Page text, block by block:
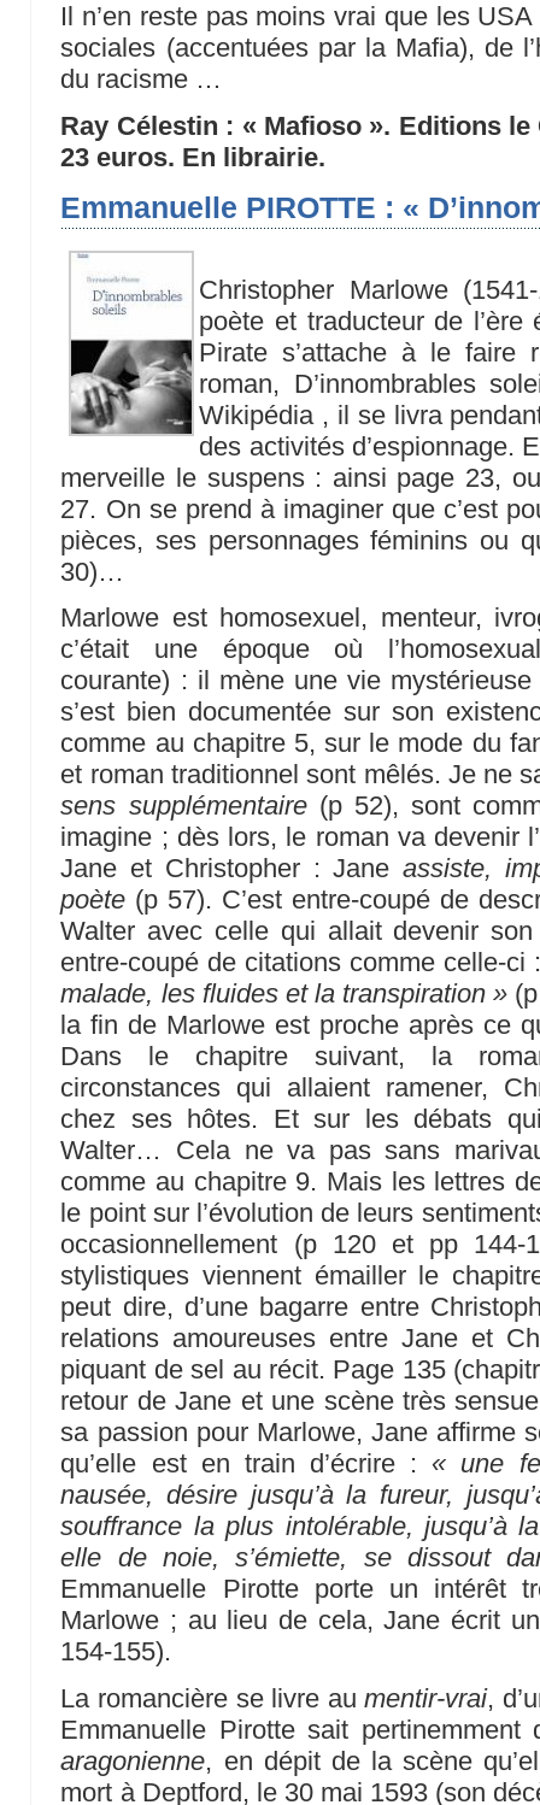
Il n’en reste pas moins vrai que les
sociales (accentuées par la Mafia), de
du racisme …
Ray Célestin : « Mafioso ». Editions le
23 euros. En librairie.
Emmanuelle PIROTTE : «
Christopher Marlowe
poète et traducteur de l’ère
Pirate s’attache à le faire
roman, D’innombrables
Wikipédia , il se livra
des activités d’espionnage.
merveille le suspens : ainsi page 23,
27. On se prend à imaginer que c’est
pièces, ses personnages féminins ou
30)…
Marlowe est homosexuel, menteur,
c’était une époque où
courante) : il mène une vie
s’est bien documentée sur son
comme au chapitre 5, sur le mode du
et roman traditionnel sont mêlés. Je ne
sens supplémentaire(p 52), sont
imagine ; dès lors, le roman va devenir
Jane et Christopher : Janeassiste,
poète (p 57). C’est entre-coupé de
Walter avec celle qui allait devenir son
entre-coupé de citations comme celle-ci
malade, les fluides et la transpiration »(p
la fin de Marlowe est proche après ce
Dans le chapitre suivant, la
circonstances qui allaient ramener,
chez ses hôtes. Et sur les débats
Walter… Cela ne va pas sans
comme au chapitre 9. Mais les lettres
le point sur l’évolution de leurs
occasionnellement (p 120 et pp 144-
stylistiques viennent émailler le
peut dire, d’une bagarre entre
relations amoureuses entre Jane et
piquant de sel au récit. Page 135
retour de Jane et une scène très
sa passion pour Marlowe, Jane affirme
qu’elle est en train d’écrire : « une
nausée, désire jusqu’à la fureur,
souffrance la plus intolérable, jusqu’à
elle de noie, s’émiette, se dissout
Emmanuelle Pirotte porte un intérêt
Marlowe ; au lieu de cela, Jane écrit
154-155).
La romancière se livre aumentir-vrai,
Emmanuelle Pirotte sait pertinemment
aragonienne, en dépit de la scène
mort à Deptford, le 30 mai 1593 (son